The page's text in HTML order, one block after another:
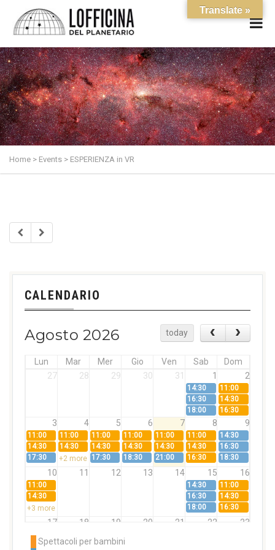
Home > Events > ESPERIENZA in VR
CALENDARIO
Agosto 2026 today
Lun Mar Mer Gio Ven Sab
Dom
27
28 29 30 31 1 2
14:30
11:00
16:30
14:30
18:00
16:30
3 4 5 6 7 8 9
11:00 11:00 11:00 11:00 11:00 11:00
14:30
14:30
14:30 14:30 14:30 14:30 14:30
16:30
17:30
+2 more 17:30 18:30 21:00 16:30 18:30
10 11 12 13 14 15 16
11:00 14:30
11:00
14:30
16:30
14:30
+3 more
18:00 16:30
17 18 19 20 21 22 23
11:00
14:30
14:30 14:30 14:30
Spettacoli per bambini
Translate »